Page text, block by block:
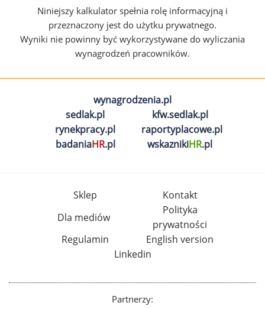
Niniejszy kalkulator spełnia rolę informacyjną i
przeznaczony jest do użytku prywatnego.
Wyniki nie powinny być wykorzystywane do wyliczania
wynagrodzeń pracowników.
wynagrodzenia.pl
sedlak.pl
kfw.sedlak.pl
rynekpracy.pl
raportyplacowe.pl
badaniaHR.pl wskaznikiHR.pl
Sklep
Kontakt
Dla mediów
Polityka
prywatności
Regulamin
English version
Linkedin
Partnerzy: